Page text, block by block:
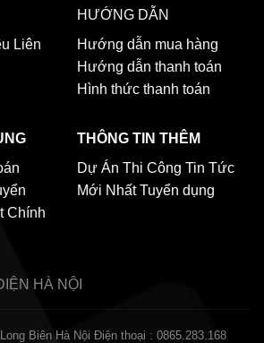
Liên
HƯỚNG DẪN
Hướng dẫn mua hàng
Hướng dẫn thanh toán
Hình thức thanh toán
Chính
THÔNG TIN THÊM
Dự Án Thi Công Tin Tức
Mới Nhất Tuyển dụng
HÀ NỘI
Biên Hà Nội Điện thoại : 0865.283.168